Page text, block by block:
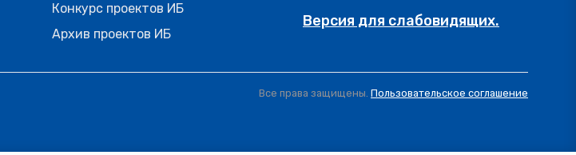
Конкурс проектов ИБ
Архив проектов ИБ
Версия для слабовидящих.
Все права защищены. Пользовательское соглашение